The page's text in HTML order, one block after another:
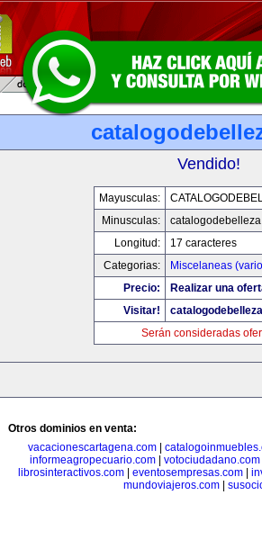
Vendido!
Mayusculas:
Minusculas:
Longitud:
17 caracteres
Categorias:
Miscelaneas
Precio:
Realizar una
Visitar!
Serán consideradas
Otros dominios en venta:
vacacionescartagena.com
informeagropecuario.com| votociudadano.com
librosinteractivos.com| eventosempresas.com|
mundoviajeros.com